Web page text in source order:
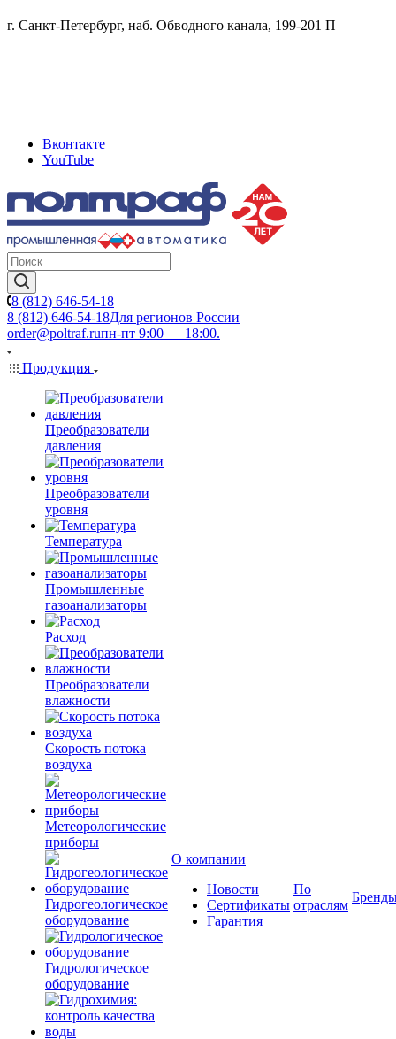
г. Санкт-Петербург, наб. Обводного канала, 199-201 П
Вконтакте
YouTube
8 (812) 646-54-18
8 (812) 646-54-18Для регионов России
order@poltraf.ruпн-пт 9:00 — 18:00.
Продукция
Преобразователи
давления
Преобразователи
уровня
Температура
Промышленные
газоанализаторы
Расход
Преобразователи
влажности
Скорость потока
воздуха
Метеорологические
приборы
Гидрогеологическое
оборудование
Гидрологическое
оборудование
О компании
Новости
Сертификаты
Гарантия
По
отраслям